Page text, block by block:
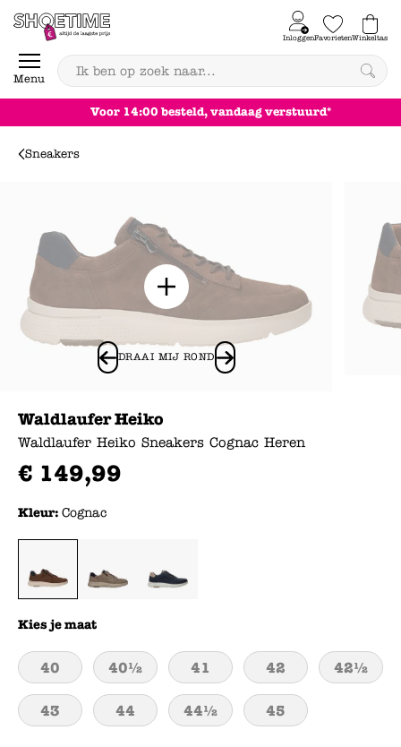
Skip to content
Menu
InloggenFavorietenWinkeltas
0
Achteraf betalen
Sneakers
DRAAI MIJ ROND
Waldlaufer Heiko
Waldlaufer Heiko Sneakers Cognac Heren
€ 149,99
Kleur: Cognac
Kies je maat
40 40½ 41 42 42½
43 44 44½ 45